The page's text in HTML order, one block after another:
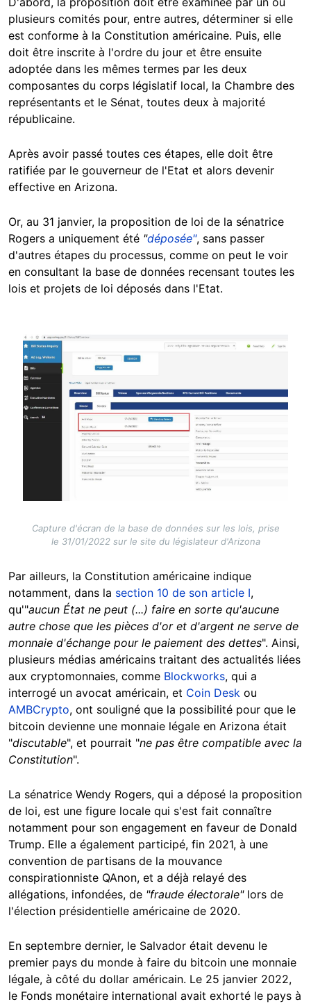
plusieurs comités pour, entre autres, déterminer si elle
est conforme à la Constitution américaine. Puis, elle
doit être inscrite à l'ordre du jour et être ensuite
adoptée dans les mêmes termes par les deux
composantes du corps législatif local, la Chambre des
représentants et le Sénat, toutes deux à majorité
républicaine.
Après avoir passé toutes ces étapes, elle doit être
ratifiée par le gouverneur de l'Etat et alors devenir
effective en Arizona.
Or, au 31 janvier, la proposition de loi de la sénatrice
Rogers a uniquement été "déposée", sans passer
d'autres étapes du processus, comme on peut le voir
en consultant la base de données recensant toutes les
lois et projets de loi déposés dans l'Etat.
Image
Capture d'écran de la base de données sur les lois, prise
le 31/01/2022 sur le site du législateur d'Arizona
Par ailleurs, la Constitution américaine indique
notamment, dans la section 10 de son article I,
qu'"aucun État ne peut (...) faire en sorte qu'aucune
autre chose que les pièces d'or et d'argent ne serve de
monnaie d'échange pour le paiement des dettes". Ainsi,
plusieurs médias américains traitant des actualités liées
aux cryptomonnaies, comme Blockworks, qui a
interrogé un avocat américain, et Coin Desk ou
AMBCrypto, ont souligné que la possibilité pour que le
bitcoin devienne une monnaie légale en Arizona était
"discutable", et pourrait "ne pas être compatible avec la
Constitution".
La sénatrice Wendy Rogers, qui a déposé la proposition
de loi, est une figure locale qui s'est fait connaître
notamment pour son engagement en faveur de Donald
Trump. Elle a également participé, fin 2021, à une
convention de partisans de la mouvance
conspirationniste QAnon, et a déjà relayé des
allégations, infondées, de "fraude électorale" lors de
l'élection présidentielle américaine de 2020.
En septembre dernier, le Salvador était devenu le
premier pays du monde à faire du bitcoin une monnaie
légale, à côté du dollar américain. Le 25 janvier 2022,
le Fonds monétaire international avait exhorté le pays à